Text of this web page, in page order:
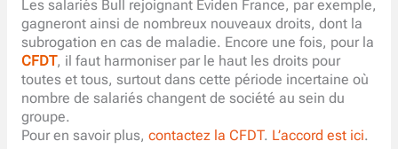
Les salariés Bull rejoignant Eviden France, par exemple,
gagneront ainsi de nombreux nouveaux droits, dont la
subrogation en cas de maladie. Encore une fois, pour la
CFDT, il faut harmoniser par le haut les droits pour
toutes et tous, surtout dans cette période incertaine où
nombre de salariés changent de société au sein du
groupe.
Pour en savoir plus, contactez la CFDT. L’accord est ici.